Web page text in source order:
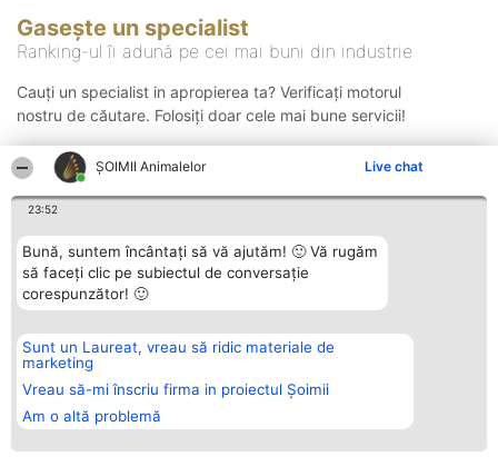
ŞOIMII Animalelor Live chat
23:52
Bună, suntem încântați să vă ajutăm! 🙂 Vă rugăm
să faceți clic pe subiectul de conversație
corespunzător! 🙂
Sunt un Laureat, vreau să ridic materiale de
marketing
Vreau să-mi înscriu firma in proiectul Șoimii
Am o altă problemă
Gasește un specialist
Ranking-ul îi adună pe cei mai buni din industrie
Cauți un specialist in apropierea ta? Verificați motorul
nostru de căutare. Folosiți doar cele mai bune servicii!
Organizator Ranking
BRIGHT SOLUTIONS BR SRL
Aleea Timisul De Sus 2 Bl. A30
Sc. A Et. 4 Ap. 13 Cod 061952
București
CUI 36737675
Plebiscyt
Lista Tuturor
Laureaților
Statut
Contact